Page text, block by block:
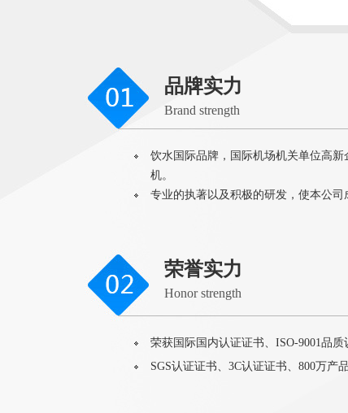
品牌实力
Brand strength
饮水国际品牌，国际机场机关单位高
机。
专业的执著以及积极的研发，使本公司
荣誉实力
Honor strength
荣获国际国内认证证书、ISO-9001品质
SGS认证证书、3C认证证书、800万产